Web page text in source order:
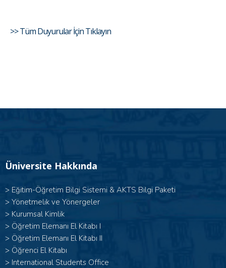
>> Tüm Duyurular İçin Tıklayın
Üniversite Hakkında
> Eğitim-Öğretim Bilgi Sistemi & AKTS Bilgi Paketi
> Yönetmelik ve Yönergeler
> Kurumsal Kimlik
> Öğretim Elemanı El Kitabı I
> Öğretim Elemanı El Kitabı II
> Öğrenci El Kitabı
> International Students Office